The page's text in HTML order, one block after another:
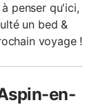
penser qu'ici,
un bed &
voyage !
en-